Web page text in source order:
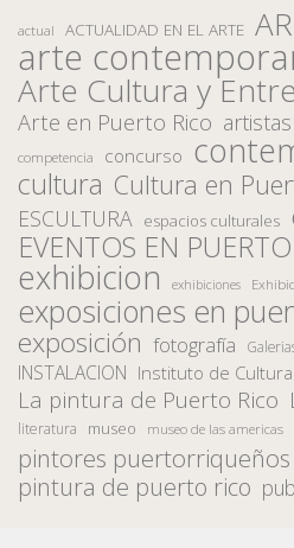
actual ACTUALIDAD EN EL ARTE
arte
Arte Cultura y
Arte en Puerto Rico artistas
competencia concurso
cultura Cultura en
ESCULTURA espacios culturales
EVENTOS EN
exhibicion exhibiciones
exposiciones en
exposición fotografía
INSTALACION Instituto de
La pintura de Puerto Rico
literatura museo museo de las americas
pintores puertorriqueños
pintura de puerto rico